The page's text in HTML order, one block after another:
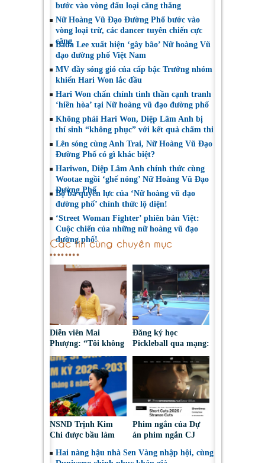
bước vào vòng đấu loại căng thẳng
Nữ Hoàng Vũ Đạo Đường Phố bước vào
vòng loại trừ, các dancer tuyên chiến cực
căng
Bada Lee xuất hiện ‘gây bão’ Nữ hoàng Vũ
đạo đường phố Việt Nam
MV đầy sóng gió của cấp bậc Trưởng nhóm
khiến Hari Won lắc đầu
Hari Won chấn chỉnh tinh thần cạnh tranh
‘hiền hòa’ tại Nữ hoàng vũ đạo đường phố
Không phải Hari Won, Diệp Lâm Anh bị
thí sinh “không phục” với kết quả chấm thi
Lên sóng cùng Anh Trai, Nữ Hoàng Vũ Đạo
Đường Phố có gì khác biệt?
Hariwon, Diệp Lâm Anh chính thức cùng
Wootae ngồi ‘ghế nóng’ Nữ Hoàng Vũ Đạo
Đường Phố
Bộ ba quyền lực của ‘Nữ hoàng vũ đạo
đường phố’ chính thức lộ diện!
‘Street Woman Fighter’ phiên bản Việt:
Cuộc chiến của những nữ hoàng vũ đạo
đường phố!
Các tin cùng chuyên mục
Diễn viên Mai
Phượng: “Tôi không
những gì mình đã
chọn”
Đăng ký học
Pickleball qua mạng:
đoạt tài sản
NSND Trịnh Kim
Chi được bầu làm
Nghệ sĩ Sân khấu
Phim ngắn của Dự
án phim ngắn CJ
tại LHP quốc tế
Hai nàng hậu nhà Sen Vàng nhập hội, cùng